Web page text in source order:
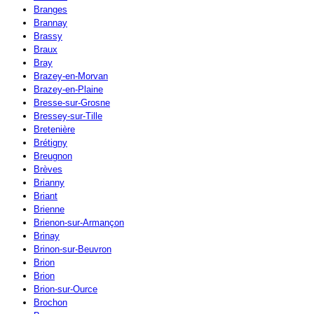
Branges
Brannay
Brassy
Braux
Bray
Brazey-en-Morvan
Brazey-en-Plaine
Bresse-sur-Grosne
Bressey-sur-Tille
Bretenière
Brétigny
Breugnon
Brèves
Brianny
Briant
Brienne
Brienon-sur-Armançon
Brinay
Brinon-sur-Beuvron
Brion
Brion
Brion-sur-Ource
Brochon